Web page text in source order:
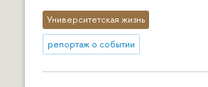
Университетская жизнь
репортаж о событии